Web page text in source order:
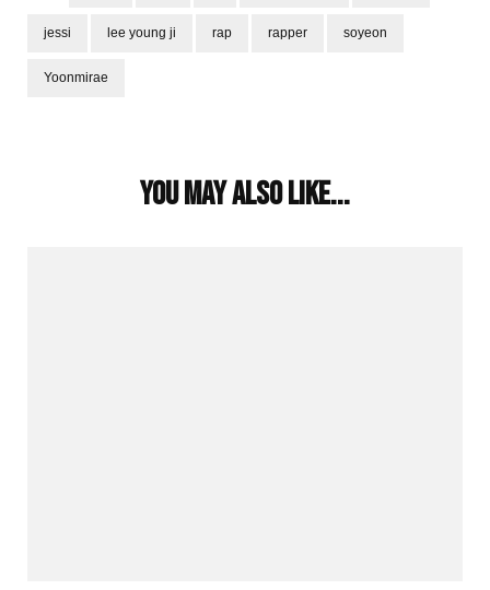
jessi lee young ji rap rapper soyeon
Yoonmirae
You may also like...